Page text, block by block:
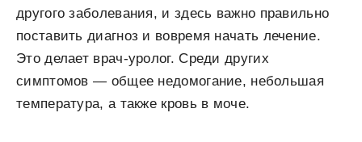
другого заболевания, и здесь важно правильно
поставить диагноз и вовремя начать лечение.
Это делает врач-уролог. Среди других
симптомов — общее недомогание, небольшая
температура, а также кровь в моче.